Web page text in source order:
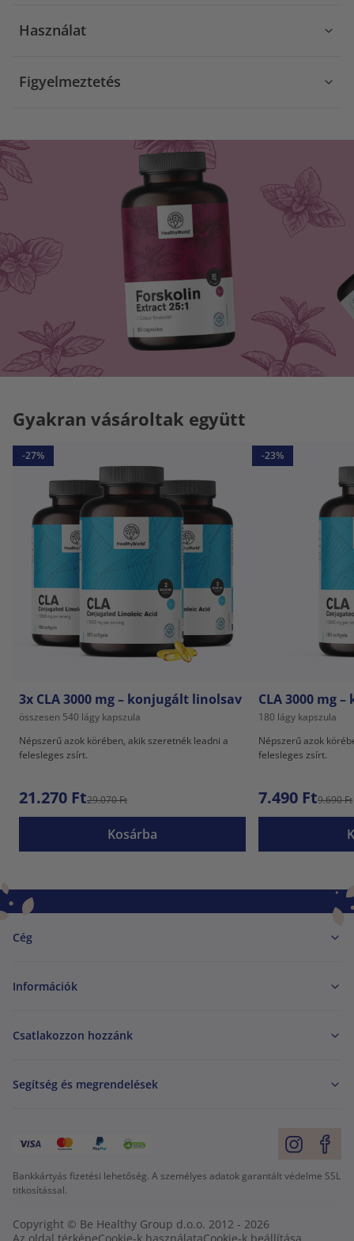
Használat
Figyelmeztetés
Gyakran vásároltak együtt
-27%
3x CLA 3000 mg – konjugált linolsav
összesen 540 lágy kapszula
Népszerű azok körében, akik szeretnék leadni a
felesleges zsírt.
21.270 Ft29.070 Ft
Kosárba
-23%
CLA 3000 mg
180 lágy kapszula
Népszerű azok
felesleges zsírt.
7.490 Ft9.690 Ft
Cég
Információk
Csatlakozzon hozzánk
Segítség és megrendelések
Bankkártyás fizetési lehetőség. A személyes adatok garantált védelme SSL
titkosítással.
Copyright © Be Healthy Group d.o.o. 2012 - 2026